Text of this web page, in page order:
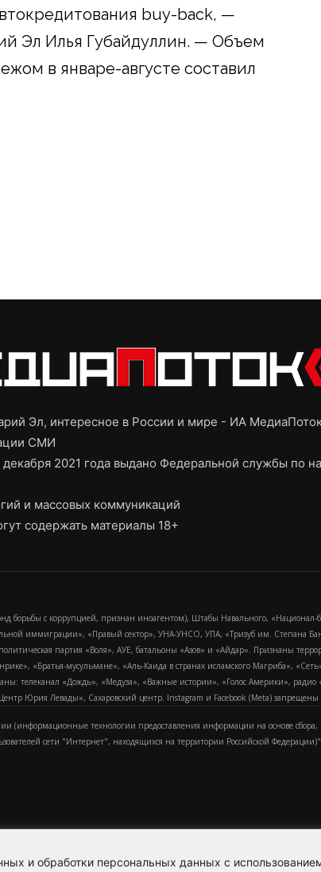
и обработки персональных данных с
buy-back, —
Эл Илья Губайдуллин. — Объем
в январе-августе составил
Эл, интересное в России и мире - ИА
СМИ
2021 года выдано Федеральной службы по
и массовых коммуникаций
содержать материалы 18+
борьбы с коррупцией, признан иноагентом), Штабы Навального, «Национал-
иммиграции», «Правый сектор», УНА-УНСО, УПА, «Тризуб им. Степана
политическая партия «Воля», АУЕ, батальоны «Азов» и «Айдар». Признаны
«Братья-мусульмане», «Аль-Каида в странах исламского Магриба»,
телеканал «Дождь», «Медуза», «Важные истории», «Голос Америки»,
Юрия Левады», Сахаровский центр. Instagram и Facebook (Metа) запрещены
(информационные технологии предоставления информации на основе сбора,
сети "Интернет", находящихся на территории Российской